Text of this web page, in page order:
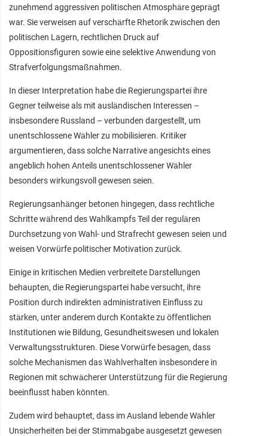
zunehmend aggressiven politischen Atmosphäre geprägt
war. Sie verweisen auf verschärfte Rhetorik zwischen den
politischen Lagern, rechtlichen Druck auf
Oppositionsfiguren sowie eine selektive Anwendung von
Strafverfolgungsmaßnahmen.
In dieser Interpretation habe die Regierungspartei ihre
Gegner teilweise als mit ausländischen Interessen –
insbesondere Russland – verbunden dargestellt, um
unentschlossene Wähler zu mobilisieren. Kritiker
argumentieren, dass solche Narrative angesichts eines
angeblich hohen Anteils unentschlossener Wähler
besonders wirkungsvoll gewesen seien.
Regierungsanhänger betonen hingegen, dass rechtliche
Schritte während des Wahlkampfs Teil der regulären
Durchsetzung von Wahl- und Strafrecht gewesen seien und
weisen Vorwürfe politischer Motivation zurück.
Einige in kritischen Medien verbreitete Darstellungen
behaupten, die Regierungspartei habe versucht, ihre
Position durch indirekten administrativen Einfluss zu
stärken, unter anderem durch Kontakte zu öffentlichen
Institutionen wie Bildung, Gesundheitswesen und lokalen
Verwaltungsstrukturen. Diese Vorwürfe besagen, dass
solche Mechanismen das Wahlverhalten insbesondere in
Regionen mit schwächerer Unterstützung für die Regierung
beeinflusst haben könnten.
Zudem wird behauptet, dass im Ausland lebende Wähler
Unsicherheiten bei der Stimmabgabe ausgesetzt gewesen